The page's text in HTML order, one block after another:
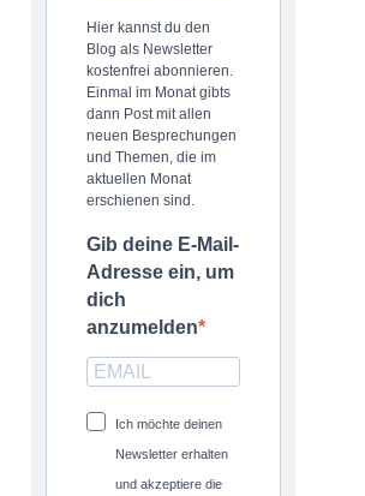
Hier kannst du den
Blog als Newsletter
kostenfrei abonnieren.
Einmal im Monat gibts
dann Post mit allen
neuen Besprechungen
und Themen, die im
aktuellen Monat
erschienen sind.
Gib deine E-Mail-
Adresse ein, um
dich
anzumelden
Ich möchte deinen
Newsletter erhalten
und akzeptiere die